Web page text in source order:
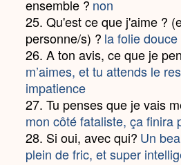
ensemble ? non
25. Qu'est ce que j'aime ?
personne/s) ? la folie douce
26. A ton avis, ce que je
m’aimes, et tu attends le
impatience
27. Tu penses que je vais
mon côté fataliste, ça finira
28. Si oui, avec qui? Un
plein de fric, et super